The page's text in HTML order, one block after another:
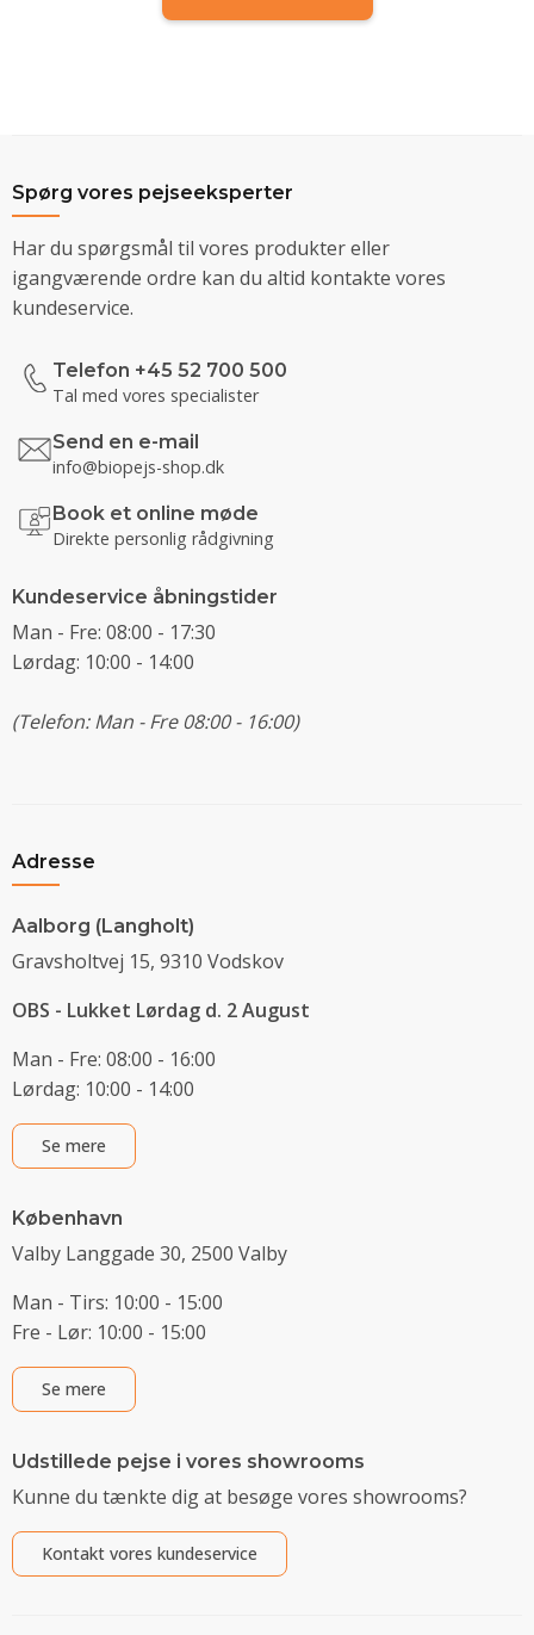
Spørg vores pejseeksperter
Har du spørgsmål til vores produkter eller
igangværende ordre kan du altid kontakte vores
kundeservice.
Telefon +45 52 700 500
Tal med vores specialister
Send en e-mail
info@biopejs-shop.dk
Book et online møde
Direkte personlig rådgivning
Kundeservice åbningstider
Man - Fre: 08:00 - 17:30
Lørdag: 10:00 - 14:00
(Telefon: Man - Fre 08:00 - 16:00)
Adresse
Aalborg (Langholt)
Gravsholtvej 15, 9310 Vodskov
OBS - Lukket Lørdag d. 2 August
Man - Fre: 08:00 - 16:00
Lørdag: 10:00 - 14:00
Se mere
København
Valby Langgade 30, 2500 Valby
Man - Tirs: 10:00 - 15:00
Fre - Lør: 10:00 - 15:00
Se mere
Udstillede pejse i vores showrooms
Kunne du tænkte dig at besøge vores showrooms?
Kontakt vores kundeservice